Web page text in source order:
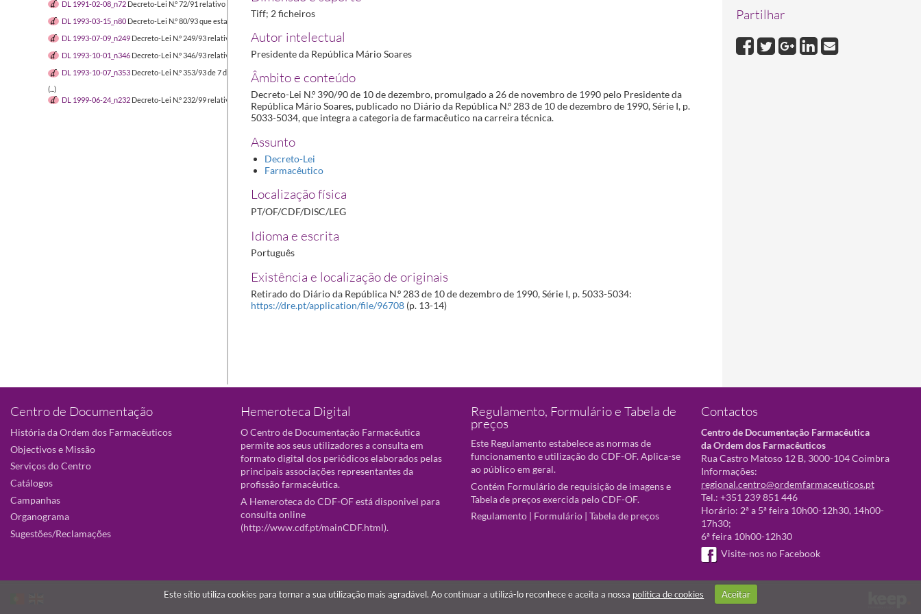
DL 1991-02-08_n72 Decreto-Lei N.º 72/91 relativo a medicamentos de uso humano 1991-02-08/1991-02-08
DL 1993-03-15_n80 Decreto-Lei N.º 80/93 que estabelece os princípios orientadores da utilização dos aditivos-corantes aos medicamentos
DL 1993-07-09_n249 Decreto-Lei N.º 249/93 relativo a medicamentos genéricos1993-07-09/1993-07-09
DL 1993-10-01_n346 Decreto-Lei N.º 346/93 relativo ao reconhecimento de diplomas universitários em Farmácia da Comunidade Económica Europeia
DL 1993-10-07_n353 Decreto-Lei N.º 353/93 de 7 de outubro que aprova a orgânica do Instituto Nacional da Farmácia e do Medicamento
(...)
DL 1999-06-24_n232 Decreto-Lei N.º 232/99 relativo aos medicamentos para uso veterinário1999-06-24/1999-06-24
Partilhar
Tiff; 2 ficheiros
Autor intelectual
Presidente da República Mário Soares
Âmbito e conteúdo
Decreto-Lei N.º 390/90 de 10 de dezembro, promulgado a 26 de novembro de 1990 pelo Presidente da
República Mário Soares, publicado no Diário da República N.º 283 de 10 de dezembro de 1990, Série I, p.
5033-5034, que integra a categoria de farmacêutico na carreira técnica.
Assunto
Decreto-Lei
Farmacêutico
Localização física
PT/OF/CDF/DISC/LEG
Idioma e escrita
Português
Existência e localização de originais
Retirado do Diário da República N.º 283 de 10 de dezembro de 1990, Série I, p. 5033-5034:
https://dre.pt/application/file/96708 (p. 13-14)
Centro de Documentação
História da Ordem dos Farmacêuticos
Objectivos e Missão
Serviços do Centro
Catálogos
Campanhas
Organograma
Sugestões/Reclamações
Hemeroteca Digital
O Centro de Documentação Farmacêutica
permite aos seus utilizadores a consulta em
formato digital dos periódicos elaborados pelas
principais associações representantes da
profissão farmacêutica.
A Hemeroteca do CDF-OF está disponivel para
consulta online
(http://www.cdf.pt/mainCDF.html).
Regulamento, Formulário e Tabela de
preços
Este Regulamento estabelece as normas de
funcionamento e utilização do CDF-OF. Aplica-se
ao público em geral.
Contém Formulário de requisição de imagens e
Tabela de preços exercida pelo CDF-OF.
Regulamento | Formulário | Tabela de preços
Contactos
Centro de Documentação Farmacêutica
da Ordem dos Farmacêuticos
Rua Castro Matoso 12 B, 3000-104 Coimbra
Informações:
regional.centro@ordemfarmaceuticos.pt
Tel.: +351 239 851 446
Horário: 2ª a 5ª feira 10h00-12h30, 14h00-
17h30;
6ª feira 10h00-12h30
Visite-nos no Facebook
Este sítio utiliza cookies para tornar a sua utilização mais agradável. Ao continuar a utilizá-lo reconhece e aceita a nossa política de cookies Aceitar